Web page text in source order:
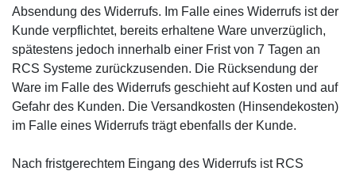
Absendung des Widerrufs. Im Falle eines Widerrufs ist der
Kunde verpflichtet, bereits erhaltene Ware unverzüglich,
spätestens jedoch innerhalb einer Frist von 7 Tagen an
RCS Systeme zurückzusenden. Die Rücksendung der
Ware im Falle des Widerrufs geschieht auf Kosten und auf
Gefahr des Kunden. Die Versandkosten (Hinsendekosten)
im Falle eines Widerrufs trägt ebenfalls der Kunde.
Nach fristgerechtem Eingang des Widerrufs ist RCS